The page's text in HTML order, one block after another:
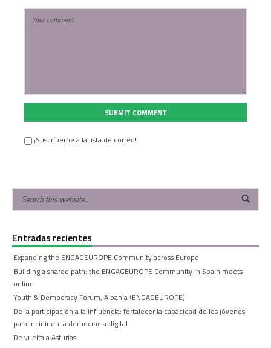
SUBMIT COMMENT
¡Suscríbeme a la lista de correo!
Entradas recientes
Expanding the ENGAGEUROPE Community across Europe
Building a shared path: the ENGAGEUROPE Community in Spain meets
online
Youth & Democracy Forum, Albania (ENGAGEUROPE)
De la participación a la influencia: fortalecer la capacidad de los jóvenes
para incidir en la democracia digital
De vuelta a Asturias